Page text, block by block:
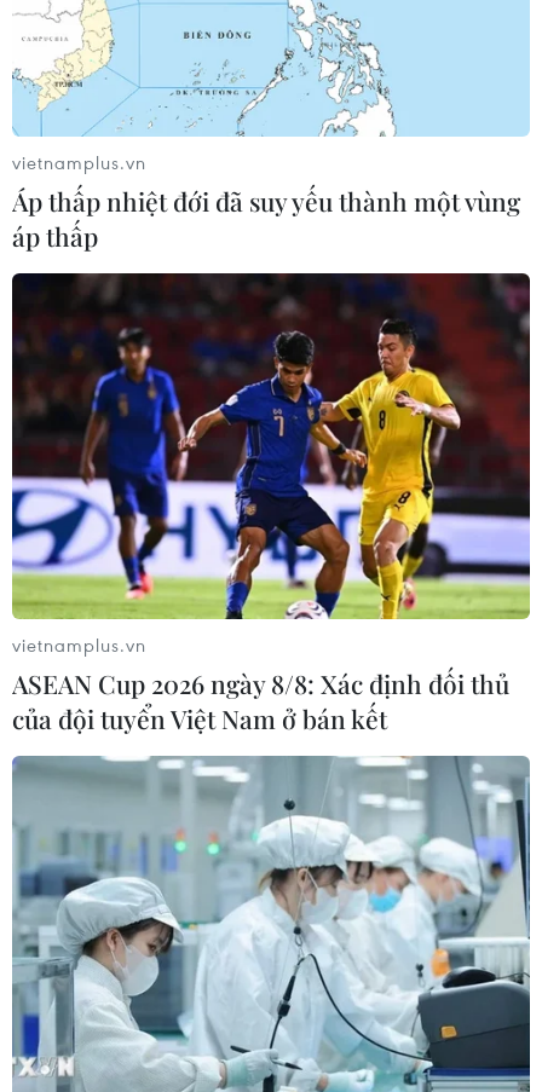
Doanh số đồ nhựa dùng một lần giảm
mạnh khi Israel áp thuế môi trường
22/11/2021 00:34
Khoản thuế mới đánh vào các đồ nhựa dùng một lần
như bát đĩa, thìa dĩa, ống hút… khiến giá mặt hàng này
ở Israel tăng gấp đôi, qua đó lượng tiêu thụ giảm
khoảng 40%.
vietnamplus.vn
Áp thấp nhiệt đới đã suy yếu thành một vùng
áp thấp
vietnamplus.vn
ASEAN Cup 2026 ngày 8/8: Xác định đối thủ
của đội tuyển Việt Nam ở bán kết